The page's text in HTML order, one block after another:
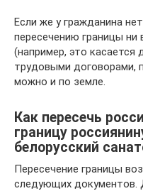
Если же у гражданина
пересечению границы ни
(например, это касается
трудовыми договорами,
можно и по земле.
Как пересечь
границу
белорусский
Пересечение границы
следующих документов.